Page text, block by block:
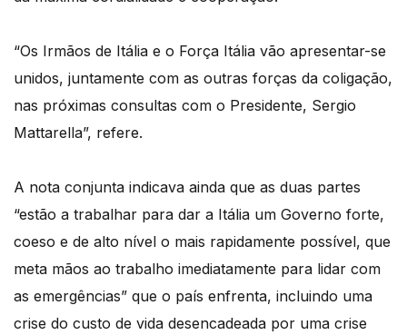
“Os Irmãos de Itália e o Força Itália vão apresentar-se
unidos, juntamente com as outras forças da coligação,
nas próximas consultas com o Presidente, Sergio
Mattarella”, refere.
A nota conjunta indicava ainda que as duas partes
“estão a trabalhar para dar a Itália um Governo forte,
coeso e de alto nível o mais rapidamente possível, que
meta mãos ao trabalho imediatamente para lidar com
as emergências” que o país enfrenta, incluindo uma
crise do custo de vida desencadeada por uma crise